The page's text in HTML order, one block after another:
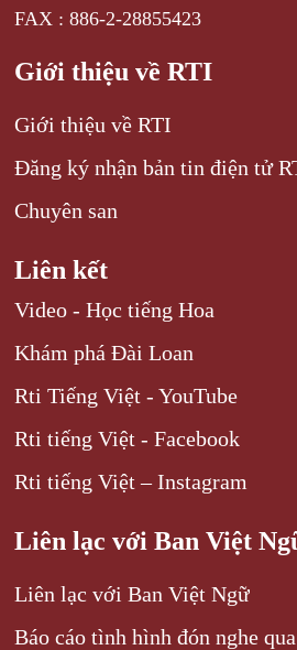
FAX : 886-2-28855423
Giới thiệu về RTI
Giới thiệu về RTI
Đăng ký nhận bản tin điện tử
Chuyên san
Liên kết
Video - Học tiếng Hoa
Khám phá Đài Loan
Rti Tiếng Việt - YouTube
Rti tiếng Việt - Facebook
Rti tiếng Việt – Instagram
Liên lạc với Ban Việt
Liên lạc với Ban Việt Ngữ
Báo cáo tình hình đón nghe